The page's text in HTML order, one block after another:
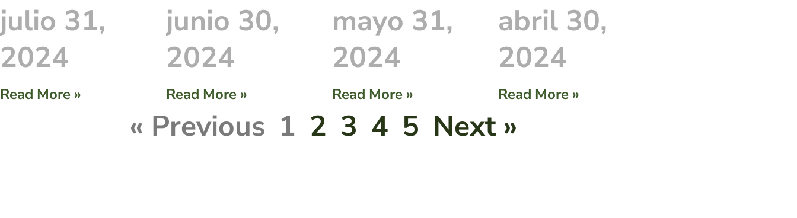
julio 31,
2024
Read More »
junio 30,
2024
Read More »
mayo 31,
2024
Read More »
abril 30,
2024
Read More »
« Previous 1 2 3 4 5 Next »